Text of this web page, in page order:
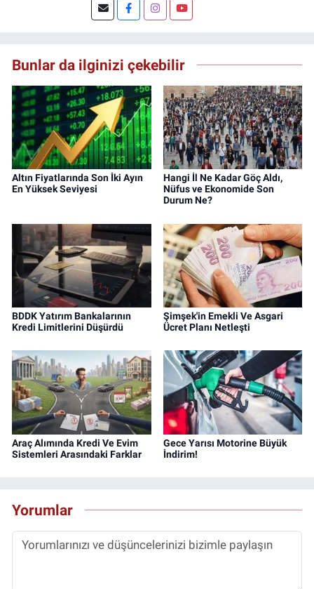
Şuan, www.dogugazetesi.com adlı haber
sitesinin Yazı İşleri Müdürlüğünü yürütmekte.
Bunlar da ilginizi çekebilir
Altın Fiyatlarında Son İki Ayın
En Yüksek Seviyesi
Hangi İl Ne Kadar Göç Aldı,
Nüfus ve Ekonomide Son
Durum Ne?
BDDK Yatırım Bankalarının
Kredi Limitlerini Düşürdü
Şimşek'in Emekli Ve Asgari
Ücret Planı Netleşti
Araç Alımında Kredi Ve Evim
Sistemleri Arasındaki Farklar
Gece Yarısı Motorine Büyük
İndirim!
Yorumlar